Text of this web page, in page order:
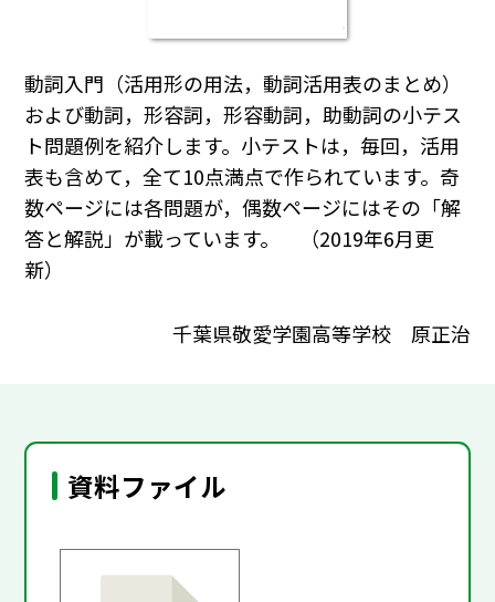
動詞入門（活用形の用法，動詞活用表のまとめ）
および動詞，形容詞，形容動詞，助動詞の小テス
ト問題例を紹介します。小テストは，毎回，活用
表も含めて，全て10点満点で作られています。奇
数ページには各問題が，偶数ページにはその「解
答と解説」が載っています。 （2019年6月更
新）
千葉県敬愛学園高等学校 原正治
資料ファイル